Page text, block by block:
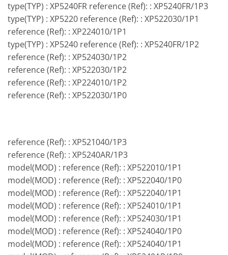
type(TYP) : XP5240FR reference (Ref): : XP5240FR/1P3
type(TYP) : XP5220 reference (Ref): : XP522030/1P1
reference (Ref): : XP224010/1P1
type(TYP) : XP5240 reference (Ref): : XP5240FR/1P2
reference (Ref): : XP524030/1P2
reference (Ref): : XP522030/1P2
reference (Ref): : XP224010/1P2
reference (Ref): : XP522030/1P0
reference (Ref): : XP521040/1P3
reference (Ref): : XP5240AR/1P3
model(MOD) : reference (Ref): : XP522010/1P1
model(MOD) : reference (Ref): : XP522040/1P0
model(MOD) : reference (Ref): : XP522040/1P1
model(MOD) : reference (Ref): : XP524010/1P1
model(MOD) : reference (Ref): : XP524030/1P1
model(MOD) : reference (Ref): : XP524040/1P0
model(MOD) : reference (Ref): : XP524040/1P1